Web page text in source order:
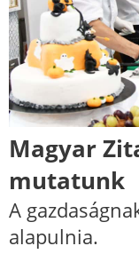
Magyar
mutatunk
A
alapulnia.